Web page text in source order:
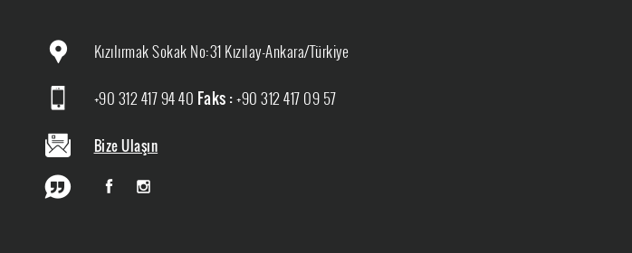
Kızılırmak Sokak No:31 Kızılay-Ankara/Türkiye
+90 312 417 94 40 Faks :+90 312 417 09 57
Bize Ulaşın